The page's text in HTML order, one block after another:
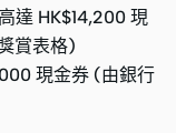
達 HK$14,200 現
賞表格)
現金券 (由銀行